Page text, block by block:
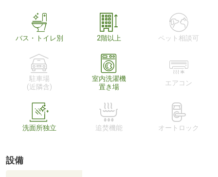
バス・トイレ別 2階以上 ペット相談可
駐車場
(近隣含)
室内洗濯機
置き場
エアコン
洗面所独立 追焚機能 オートロック
設備